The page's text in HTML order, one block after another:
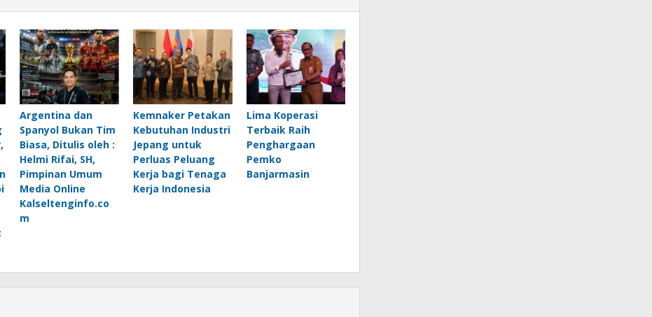
Argentina dan
Spanyol Bukan Tim
Biasa, Ditulis oleh :
Helmi Rifai, SH,
Pimpinan Umum
Media Online
Kalseltenginfo.co
m
Kemnaker Petakan
Kebutuhan Industri
Jepang untuk
Perluas Peluang
Kerja bagi Tenaga
Kerja Indonesia
Lima Koperasi
Terbaik Raih
Penghargaan
Pemko
Banjarmasin